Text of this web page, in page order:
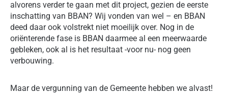
alvorens verder te gaan met dit project, gezien de eerste
inschatting van BBAN? Wij vonden van wel – en BBAN
deed daar ook volstrekt niet moeilijk over. Nog in de
oriënterende fase is BBAN daarmee al een meerwaarde
gebleken, ook al is het resultaat -voor nu- nog geen
verbouwing.
Maar de vergunning van de Gemeente hebben we alvast!